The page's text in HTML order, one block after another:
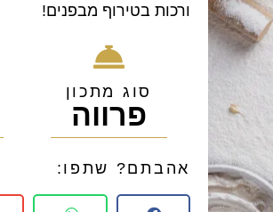
ורכות בטירוף מבפנים!
סוג מתכון
פרווה
אהבתם? שתפו: